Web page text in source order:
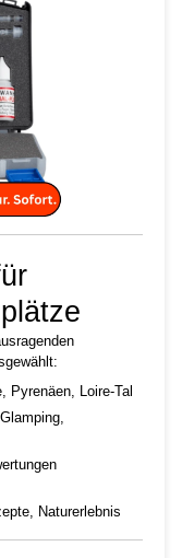
Pyrenäen, Loire-Tal
Naturerlebnis